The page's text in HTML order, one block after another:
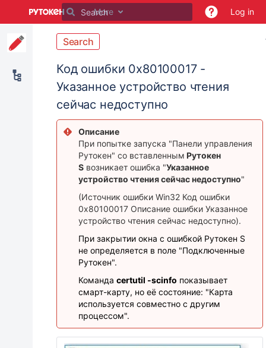
content
assistive.skiplink.to.breadcrumbs
assistive.skiplink.to.header.menu
assistive.skiplink.to.action.menu
assistive.skiplink.to.quick.search
More Log in
Search
Код ошибки 0x80100017 -
Указанное устройство чтения
сейчас недоступно
Описание
При попытке запуска "Панели управления
Рутокен" со вставленным Рутокен
S возникает ошибка "Указанное
устройство чтения сейчас недоступно"
(Источник ошибки Win32 Код ошибки
0x80100017 Описание ошибки Указанное
устройство чтения сейчас недоступно).
При закрытии окна с ошибкой Рутокен S
не определяется в поле "Подключенные
Рутокен".
Команда certutil -scinfo показывает
смарт-карту, но её состояние: "Карта
используется совместно с другим
процессом".